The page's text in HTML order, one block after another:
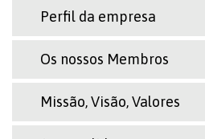
Perfil da empresa
Os nossos Membros
Missão, Visão, Valores